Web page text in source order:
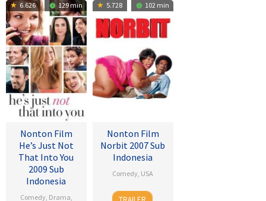
6.626 129 min
Nonton Film
He’s Just Not
That Into You
2009 Sub
Indonesia
Comedy, Drama,
5.728 102 min
Nonton Film
Norbit 2007 Sub
Indonesia
Comedy, USA
8
Brian